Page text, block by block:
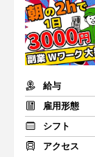
給与
雇用形態
シフト
アクセス